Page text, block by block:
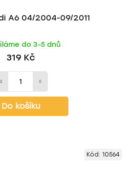
A6 04/2004-09/2011
do 3-5 dnů
319 Kč
Do košíku
Kód: 10564